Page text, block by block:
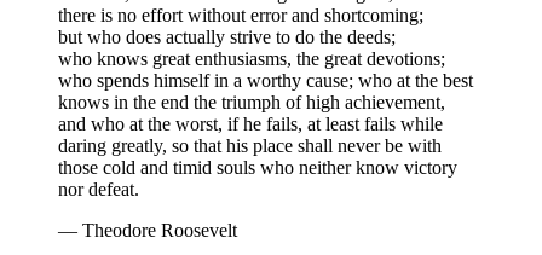
there is no effort without error and shortcoming;
but who does actually strive to do the deeds;
who knows great enthusiasms, the great devotions;
who spends himself in a worthy cause; who at the best
knows in the end the triumph of high achievement,
and who at the worst, if he fails, at least fails while
daring greatly, so that his place shall never be with
those cold and timid souls who neither know victory
nor defeat.
— Theodore Roosevelt